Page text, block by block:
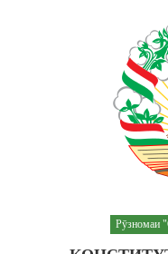
Рӯзномаи